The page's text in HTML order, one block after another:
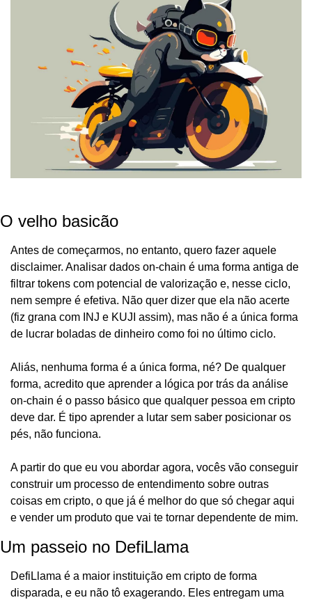
O velho basicão
Antes de começarmos, no entanto, quero fazer aquele
disclaimer. Analisar dados on-chain é uma forma antiga de
filtrar tokens com potencial de valorização e, nesse ciclo,
nem sempre é efetiva. Não quer dizer que ela não acerte
(fiz grana com INJ e KUJI assim), mas não é a única forma
de lucrar boladas de dinheiro como foi no último ciclo.
Aliás, nenhuma forma é a única forma, né? De qualquer
forma, acredito que aprender a lógica por trás da análise
on-chain é o passo básico que qualquer pessoa em cripto
deve dar. É tipo aprender a lutar sem saber posicionar os
pés, não funciona.
A partir do que eu vou abordar agora, vocês vão conseguir
construir um processo de entendimento sobre outras
coisas em cripto, o que já é melhor do que só chegar aqui
e vender um produto que vai te tornar dependente de mim.
Um passeio no DefiLlama
DefiLlama é a maior instituição em cripto de forma
disparada, e eu não tô exagerando. Eles entregam uma